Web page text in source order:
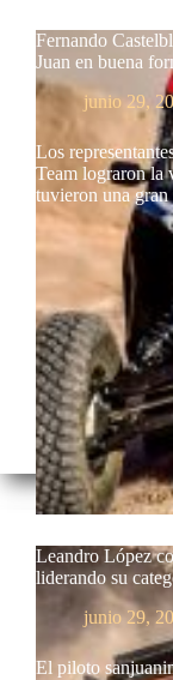
Fernando
Juan en buena
junio 29,
Los
Team lograron
tuvieron una
Leandro López
liderando su
junio 29,
El piloto